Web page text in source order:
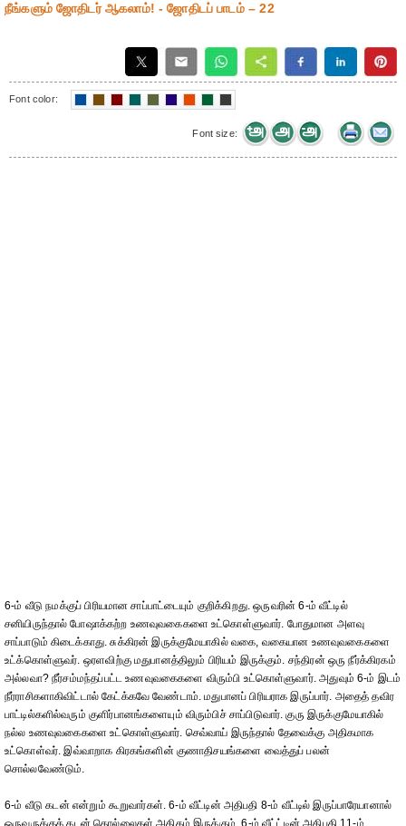
நீங்களும் ஜோதிடர் ஆகலாம்! - ஜோதிடப் பாடம் – 22
Font color:
Font size:
6-ம் வீடு நமக்குப் பிரியமான சாப்பாட்டையும் குறிக்கிறது. ஒருவரின் 6-ம் வீட்டில்
சனியிருந்தால் போஷாக்கற்ற உணவுவகைகளை உட்கொள்ளுவார். போதுமான அளவு
சாப்பாடும் கிடைக்காது. சுக்கிரன் இருக்குமேயாகில் வகை, வகையான உணவுவகைகளை
உட்க்கொள்ளுவர். ஒரளவிற்கு மதுபானத்திலும் பிரியம் இருக்கும். சந்திரன் ஒரு நீர்க்கிரகம்
அல்லவா? நீர்சம்மந்தப்பட்ட உணவுவகைகளை விரும்பி உட்கொள்ளுவார். அதுவும் 6-ம் இடம்
நீர்ராசிகளாகிவிட்டால் கேட்க்கவே வேண்டாம். மதுபானப் பிரியராக இருப்பார். அதைத் தவிர
பாட்டில்களில்வரும் குளிர்பானங்களையும் விரும்பிச் சாப்பிடுவார். குரு இருக்குமேயாகில்
நல்ல உணவுவகைகளை உட்கொள்ளுவார். செவ்வாய் இருந்தால் தேவைக்கு அதிகமாக
உட்கொள்வர். இவ்வாறாக கிரகங்களின் குணாதிசயங்களை வைத்துப் பலன்
சொல்லவேண்டும்.
6-ம் வீடு கடன் என்றும் கூறுவார்கள். 6-ம் வீட்டின் அதிபதி 8-ம் வீட்டில் இருப்பாரேயானால்
ஒருவருக்குக் கடன் தொல்லைகள் அதிகம் இருக்கும். 6-ம் வீட்ட்டின் அதிபதி 11-ம்